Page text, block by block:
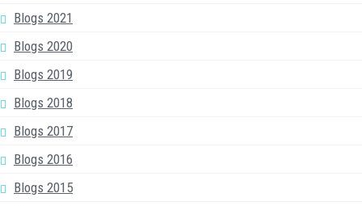
Blogs 2021
Blogs 2020
Blogs 2019
Blogs 2018
Blogs 2017
Blogs 2016
Blogs 2015